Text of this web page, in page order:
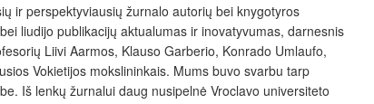
ir perspektyviausių žurnalo autorių bei knygotyros
liudijo publikacijų aktualumas ir inovatyvumas, darnesnis
Liivi Aarmos, Klauso Garberio, Konrado Umlaufo,
Vokietijos mokslininkais. Mums buvo svarbu tarp
Iš lenkų žurnalui daug nusipelnė Vroclavo universiteto